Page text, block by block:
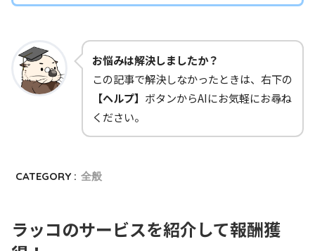
お悩みは解決しましたか？
この記事で解決しなかったときは、右下の
【ヘルプ】 ボタンからAIにお気軽にお尋ね
ください。
CATEGORY : 全般
ラッコのサービスを紹介して報酬獲